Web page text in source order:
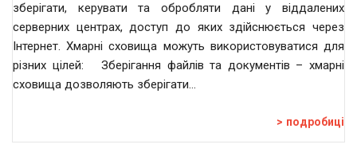
зберігати, керувати та обробляти дані у віддалених
серверних центрах, доступ до яких здійснюється через
Інтернет. Хмарні сховища можуть використовуватися для
різних цілей: Зберігання файлів та документів – хмарні
сховища дозволяють зберігати…
подробиці